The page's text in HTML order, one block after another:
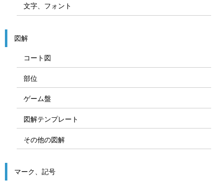
文字、フォント
図解
コート図
部位
ゲーム盤
図解テンプレート
その他の図解
マーク、記号